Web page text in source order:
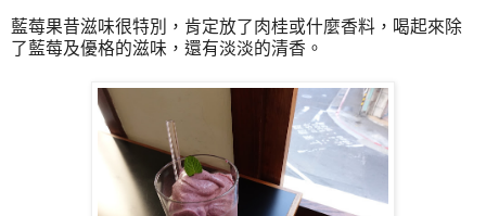
藍莓果昔滋味很特別，肯定放了肉桂或什麼香料，喝起來除
了藍莓及優格的滋味，還有淡淡的清香。